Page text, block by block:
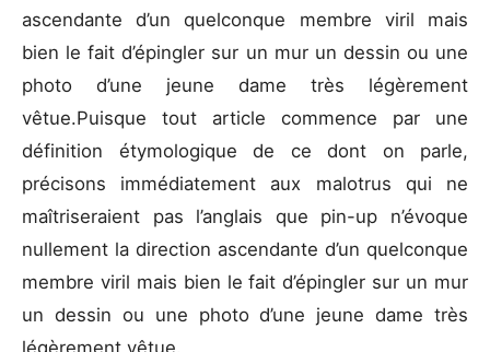
ascendante d’un quelconque membre viril mais
bien le fait d’épingler sur un mur un dessin ou une
photo d’une jeune dame très légèrement
vêtue.Puisque tout article commence par une
définition étymologique de ce dont on parle,
précisons immédiatement aux malotrus qui ne
maîtriseraient pas l’anglais que pin-up n’évoque
nullement la direction ascendante d’un quelconque
membre viril mais bien le fait d’épingler sur un mur
un dessin ou une photo d’une jeune dame très